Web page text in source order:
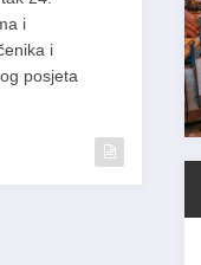
24.
i
i
posjeta